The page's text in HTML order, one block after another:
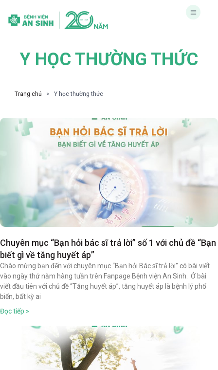
Y HỌC THƯỜNG THỨC
Trang chủ > Y học thường thức
Chuyên mục “Bạn hỏi bác sĩ trả lời” số 1 với chủ đề “Bạn
biết gì về tăng huyết áp”
Chào mừng bạn đến với chuyên mục “Bạn hỏi Bác sĩ trả lời” có bài viết
vào ngày thứ năm hàng tuần trên Fanpage Bệnh viện An Sinh. Ở bài
viết đầu tiên với chủ đề “Tăng huyết áp”, tăng huyết áp là bệnh lý phổ
biến, bất kỳ ai
Đọc tiếp »